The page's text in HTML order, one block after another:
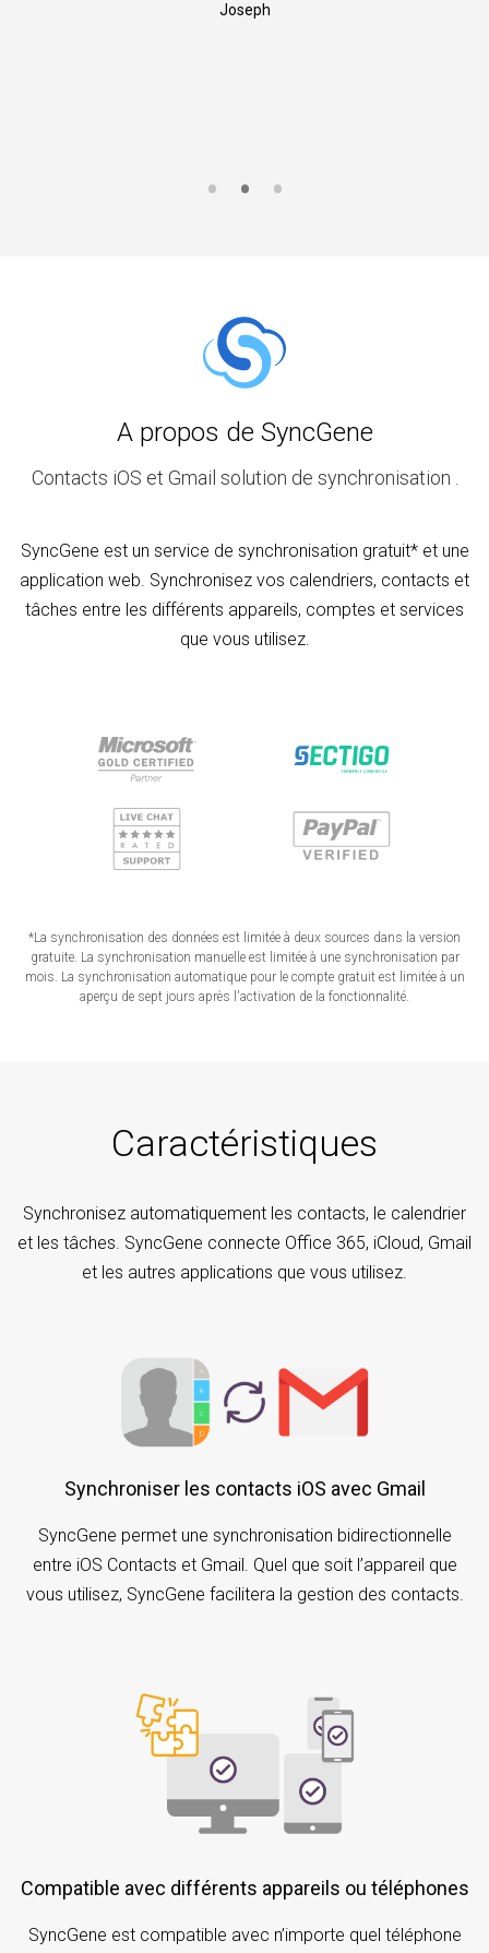
Joseph
A propos de SyncGene
Contacts iOS et Gmail solution de synchronisation .
SyncGene est un service de synchronisation gratuit* et une
application web. Synchronisez vos calendriers, contacts et
tâches entre les différents appareils, comptes et services
que vous utilisez.
*La synchronisation des données est limitée à deux sources dans la version
gratuite. La synchronisation manuelle est limitée à une synchronisation par
mois. La synchronisation automatique pour le compte gratuit est limitée à un
aperçu de sept jours après l'activation de la fonctionnalité.
Caractéristiques
Synchronisez automatiquement les contacts, le calendrier
et les tâches. SyncGene connecte Office 365, iCloud, Gmail
et les autres applications que vous utilisez.
Synchroniser les contacts iOS avec Gmail
SyncGene permet une synchronisation bidirectionnelle
entre iOS Contacts et Gmail. Quel que soit l’appareil que
vous utilisez, SyncGene facilitera la gestion des contacts.
Compatible avec différents appareils ou téléphones
SyncGene est compatible avec n’importe quel téléphone